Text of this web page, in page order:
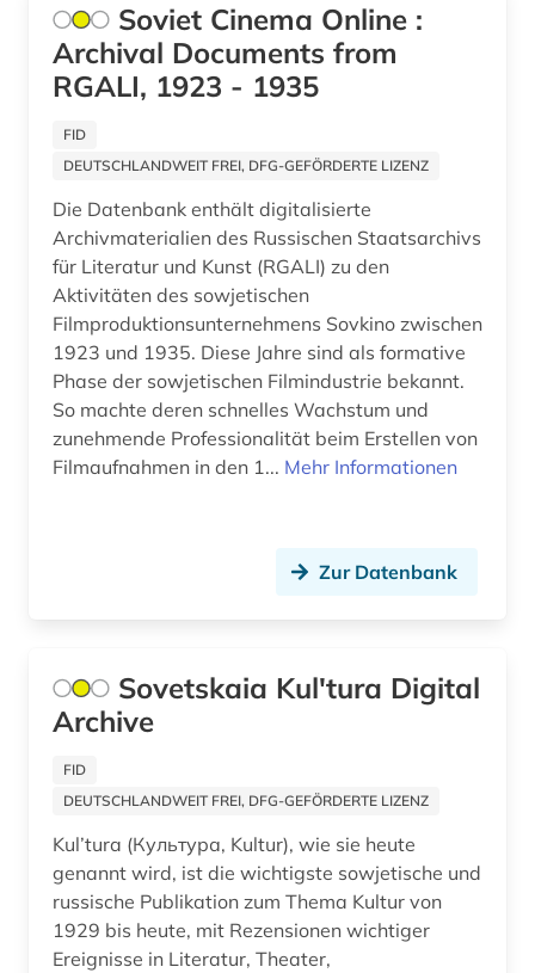
osteuropawissenschaften (2)
ostkirche (1)
ostrovskij (2)
parlamentswahl (10)
partei (1)
patent (1)
perestroika (1)
pisarev (1)
plakat (1)
polen (3)
polen <volk> (1)
politik (16)
Soviet Cinema Online :
Archival Documents from
RGALI, 1923 - 1935
FID
DEUTSCHLANDWEIT FREI, DFG-GEFÖRDERTE LIZENZ
Die Datenbank enthält digitalisierte
Archivmaterialien des Russischen Staatsarchivs
für Literatur und Kunst (RGALI) zu den
Aktivitäten des sowjetischen
Filmproduktionsunternehmens Sovkino zwischen
1923 und 1935. Diese Jahre sind als formative
Phase der sowjetischen Filmindustrie bekannt.
So machte deren schnelles Wachstum und
zunehmende Professionalität beim Erstellen von
Filmaufnahmen in den 1... Mehr Informationen
Zur Datenbank
Sovetskaia Kul'tura Digital
Archive
FID
DEUTSCHLANDWEIT FREI, DFG-GEFÖRDERTE LIZENZ
Kul’tura (Культура, Kultur), wie sie heute
genannt wird, ist die wichtigste sowjetische und
russische Publikation zum Thema Kultur von
1929 bis heute, mit Rezensionen wichtiger
Ereignisse in Literatur, Theater,